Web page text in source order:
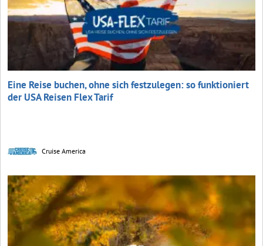
Eine Reise buchen, ohne sich festzulegen: so funktioniert
der USA Reisen Flex Tarif
Cruise America